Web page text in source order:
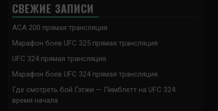
СВЕЖИЕ ЗАПИСИ
ACA 200 прямая трансляция
Марафон боев UFC 325 прямая трансляция
UFC 324 прямая трансляция
Марафон боев UFC 324 прямая трансляция
Где смотреть бой Гэтжи — Пимблетт на UFC 324:
время начала